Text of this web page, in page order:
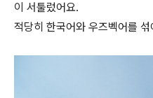
이 서툴렀어요.
적당히 한국어와 우즈벡어를